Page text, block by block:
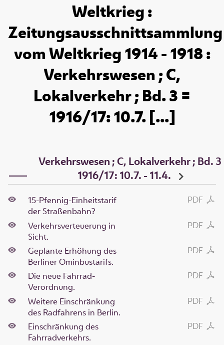
Weltkrieg :
Zeitungsausschnittsammlung
vom Weltkrieg 1914 - 1918 :
Verkehrswesen ; C,
Lokalverkehr ; Bd. 3 =
1916/17: 10.7. [...]
Verkehrswesen ; C, Lokalverkehr ; Bd. 3
1916/17: 10.7. - 11.4.
PDF
15-Pfennig-Einheitstarif
der Straßenbahn?
PDF
Verkehrsverteuerung in
Sicht.
PDF
Geplante Erhöhung des
Berliner Ominbustarifs.
PDF
Die neue Fahrrad-
Verordnung.
PDF
Weitere Einschränkung
des Radfahrens in Berlin.
PDF
Einschränkung des
Fahrradverkehrs.